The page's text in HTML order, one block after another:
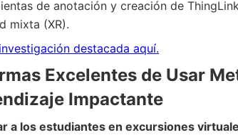
de anotación y creación de
mixta (XR).
destacada aquí.
Excelentes de Usar
Impactante
a los estudiantes en excursiones